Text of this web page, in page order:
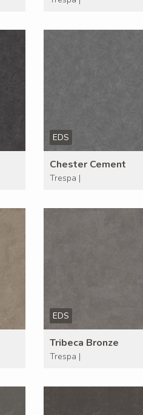
EDS
Chester Cement
Trespa |
EDS
Tribeca Bronze
Trespa |